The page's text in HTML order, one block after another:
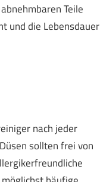
Teile
und die Lebensdauer
nach jeder
sollten frei von